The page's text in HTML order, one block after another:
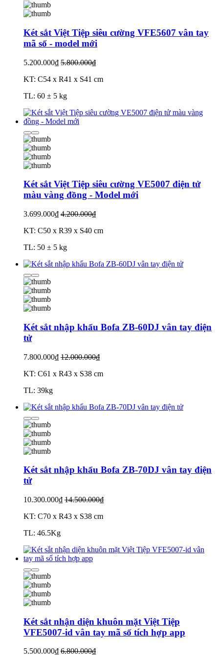
Két sắt Việt Tiệp siêu cường VFE5607 vân tay
mã số - model mới
5.200.000₫ 5.800.000₫
KT: C54 x R41 x S41 cm
TL: 60 ± 5 kg
Két sắt Việt Tiệp siêu cường VE5007 điện tử
màu vàng đồng - Model mới
3.699.000₫ 4.200.000₫
KT: C50 x R39 x S40 cm
TL: 50 ± 5 kg
Két sắt nhập khẩu Bofa ZB-60DJ vân tay điện
tử
7.800.000₫ 12.000.000₫
KT: C61 x R43 x S38 cm
TL: 39kg
Két sắt nhập khẩu Bofa ZB-70DJ vân tay điện
tử
10.300.000₫ 14.500.000₫
KT: C70 x R43 x S38 cm
TL: 46.5Kg
Két sắt nhận diện khuôn mặt Việt Tiệp
VFE5007-id vân tay mã số tích hợp app
5.500.000₫ 6.800.000₫